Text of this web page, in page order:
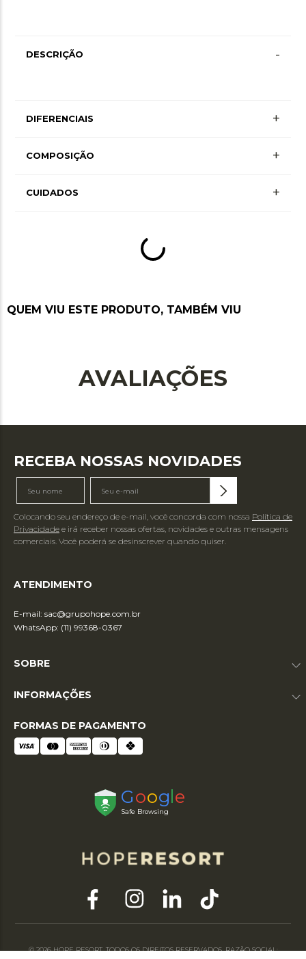
DESCRIÇÃO -
DIFERENCIAIS +
COMPOSIÇÃO +
CUIDADOS +
QUEM VIU ESTE PRODUTO, TAMBÉM VIU
AVALIAÇÕES
RECEBA NOSSAS NOVIDADES
Colocando seu endereço de e-mail, você concorda com nossa Política de
Privacidade e irá receber nossas ofertas, novidades e outras mensagens
comerciais. Você poderá se desinscrever quando quiser.
ATENDIMENTO
E-mail: sac@grupohope.com.br
WhatsApp: (11) 99368-0367
SOBRE
INFORMAÇÕES
FORMAS DE PAGAMENTO
© 2026 HOPE RESORT. TODOS OS DIREITOS RESERVADOS. RAZÃO SOCIAL: